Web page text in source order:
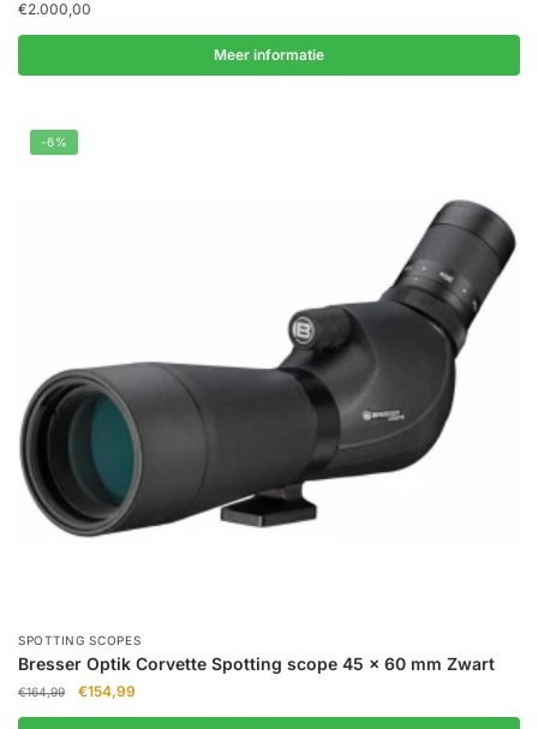
€2.000,00
Meer informatie
-6%
SPOTTING SCOPES
Bresser Optik Corvette Spotting scope 45 x 60 mm Zwart
€164,99
Oorspronkelijke
€154,99